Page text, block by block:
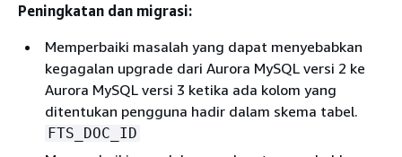
Peningkatan dan migrasi:
Memperbaiki masalah yang dapat menyebabkan
kegagalan upgrade dari Aurora MySQL versi 2 ke
Aurora MySQL versi 3 ketika ada kolom yang
ditentukan pengguna hadir dalam skema tabel.
FTS_DOC_ID